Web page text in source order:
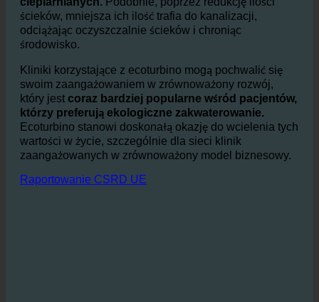
PrzezZmniejszając zużycie ciepłej wody, zużywa się
mniej energii,któryzmniejsza emisję gazów
cieplarnianych.Podobnie, poprzez redukcję ilości
ścieków, mniejsza ich ilość trafia do kanalizacji,
odciążając oczyszczalnie ścieków i chroniąc
środowisko.
Kliniki korzystające z ecoturbino mogą pochwalić się
swoim zaangażowaniem w zrównoważony rozwój,
który jestcoraz bardziej popularne wśród pacjentów,
którzy preferują ekologiczne zakwaterowanie.
Ecoturbino stanowi doskonałą okazję do wcielenia tych
wartości w życie, szczególnie dla sieci klinik
zaangażowanych w zrównoważony model biznesowy.